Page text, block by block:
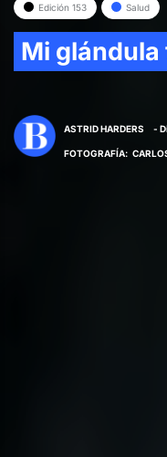
Edición 153 Salud
Mi
ASTRID HARDERS -
FOTOGRAFÍA: